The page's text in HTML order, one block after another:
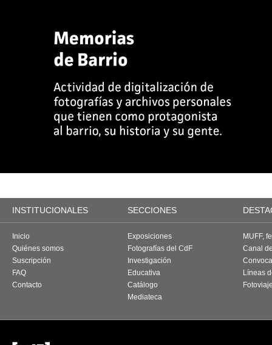
INSTITUCIONALES SECCIONES
Inicio
Quiénes somos
Suscripción
FAQ
Contacto
Exposiciones
Fotografías del CdF
Investigación
Educativa
Catálogo
Mediateca
MUFF,
Canal
Líneas